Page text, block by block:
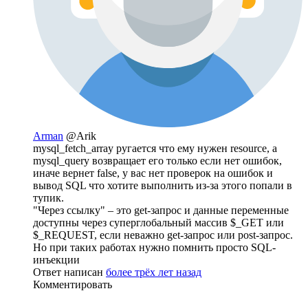
Arman @Arik
mysql_fetch_array ругается что ему нужен resource, а
mysql_query возвращает его только если нет ошибок,
иначе вернет false, у вас нет проверок на ошибок и
вывод SQL что хотите выполнить из-за этого попали в
тупик.
"Через ссылку" – это get-запрос и данные переменные
доступны через суперглобальный массив $_GET или
$_REQUEST, если неважно get-запрос или post-запрос.
Но при таких работах нужно помнить просто SQL-
инъекции
Ответ написан более трёх лет назад
Комментировать